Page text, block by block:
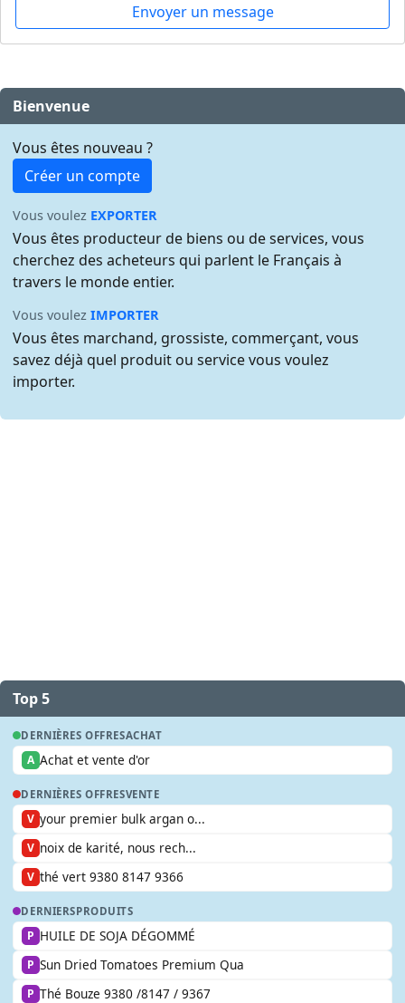
Envoyer un message
Bienvenue
Vous êtes nouveau ?
Créer un compte
Vous voulez EXPORTER
Vous êtes producteur de biens ou de services, vous
cherchez des acheteurs qui parlent le Français à
travers le monde entier.
Vous voulezIMPORTER
Vous êtes marchand, grossiste, commerçant, vous
savez déjà quel produit ou service vous voulez
importer.
Top 5
DERNIÈRES OFFRESACHAT
A Achat et vente d'or
DERNIÈRES OFFRESVENTE
V your premier bulk argan o...
V noix de karité, nous rech...
V thé vert 9380 8147 9366
DERNIERSPRODUITS
P HUILE DE SOJA DÉGOMMÉ
P Sun Dried Tomatoes Premium Qua
P Thé Bouze 9380 /8147 / 9367